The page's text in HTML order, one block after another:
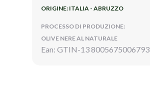
ORIGINE: ITALIA - ABRUZZO
PROCESSO DI PRODUZIONE:
OLIVE NERE AL NATURALE
Ean: GTIN-13 8005675006793